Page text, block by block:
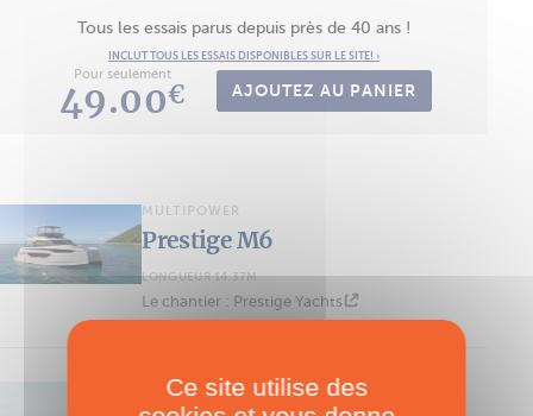
Tous les essais parus depuis près de 40 ans !
INCLUT TOUS LES ESSAIS DISPONIBLES SUR LE SITE! ›
Pour seulement
49.00€ AJOUTEZ AU PANIER
MULTIPOWER
Prestige M6
LONGUEUR 14.37M
Le chantier : Prestige Yachts
MULTIPOWER
Ce site utilise des